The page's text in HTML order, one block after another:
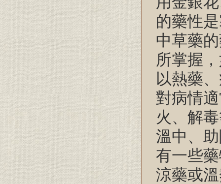
的藥性
中草藥
所掌握
以熱藥
對病情
火、解
溫中、
有一些
涼藥或